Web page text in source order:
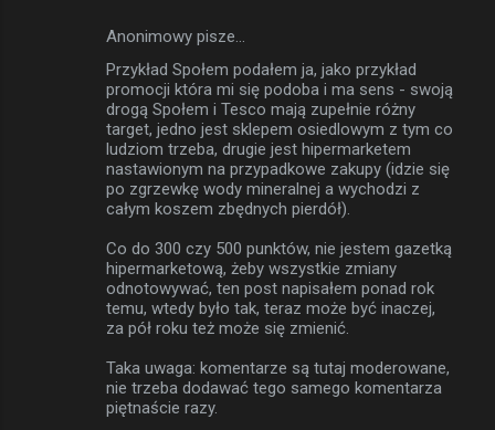
Anonimowy pisze…
Przykład Społem podałem ja, jako przykład
promocji która mi się podoba i ma sens - swoją
drogą Społem i Tesco mają zupełnie różny
target, jedno jest sklepem osiedlowym z tym co
ludziom trzeba, drugie jest hipermarketem
nastawionym na przypadkowe zakupy (idzie się
po zgrzewkę wody mineralnej a wychodzi z
całym koszem zbędnych pierdół).
Co do 300 czy 500 punktów, nie jestem gazetką
hipermarketową, żeby wszystkie zmiany
odnotowywać, ten post napisałem ponad rok
temu, wtedy było tak, teraz może być inaczej,
za pół roku też może się zmienić.
Taka uwaga: komentarze są tutaj moderowane,
nie trzeba dodawać tego samego komentarza
piętnaście razy.